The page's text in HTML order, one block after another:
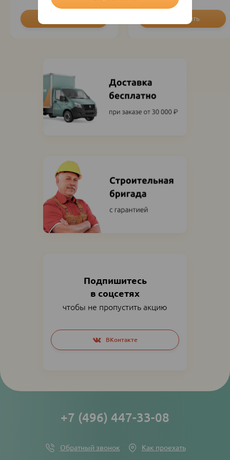
Подпишитесь
в соцсетях
чтобы не пропустить акцию
Social
networks
links
ВКонтакте
+7 (496) 447-33-08
Обратный звонок Как проехать